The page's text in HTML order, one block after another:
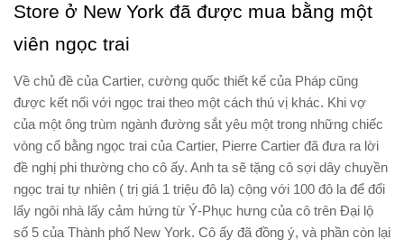
Store ở New York đã được mua bằng một
viên ngọc trai
Về chủ đề của Cartier, cường quốc thiết kế của Pháp cũng
được kết nối với ngọc trai theo một cách thú vị khác. Khi vợ
của một ông trùm ngành đường sắt yêu một trong những chiếc
vòng cổ bằng ngọc trai của Cartier, Pierre Cartier đã đưa ra lời
đề nghị phi thường cho cô ấy. Anh ta sẽ tặng cô sợi dây chuyền
ngọc trai tự nhiên ( trị giá 1 triệu đô la) cộng với 100 đô la để đổi
lấy ngôi nhà lấy cảm hứng từ Ý-Phục hưng của cô trên Đại lộ
số 5 của Thành phố New York. Cô ấy đã đồng ý, và phần còn lại